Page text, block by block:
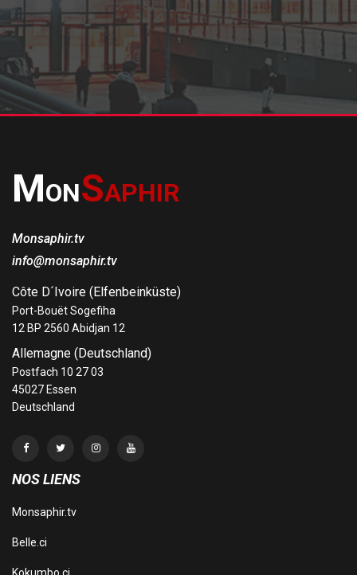
MONSAPHIR
Monsaphir.tv
info@monsaphir.tv
Côte D´Ivoire (Elfenbeinküste)
Port-Bouët Sogefiha
12 BP 2560 Abidjan 12
Allemagne (Deutschland)
Postfach 10 27 03
45027 Essen
Deutschland
NOS LIENS
Monsaphir.tv
Belle.ci